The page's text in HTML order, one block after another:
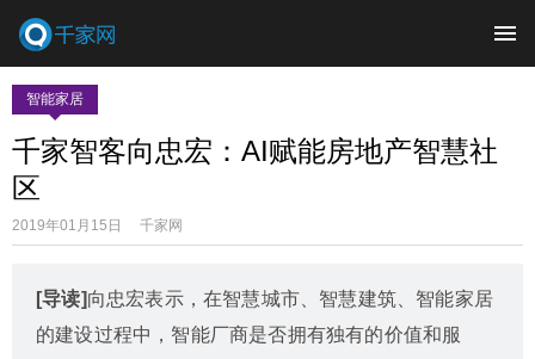
智能家居
千家智客向忠宏：AI赋能房地产智慧社
区
2019年01月15日 千家网
[导读]向忠宏表示，在智慧城市、智慧建筑、智能家居
的建设过程中，智能厂商是否拥有独有的价值和服